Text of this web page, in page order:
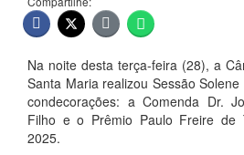
Na noite desta terça-feira (28), a
Santa Maria realizou Sessão
condecorações: a Comenda Dr.
Filho e o Prêmio Paulo Freire de
2025.